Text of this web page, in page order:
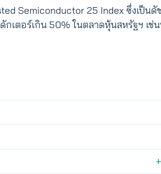
Semiconductor 25 Index ซึ่งเป็
เตอร์เกิน 50% ในตลาดหุ้นสหรัฐฯ